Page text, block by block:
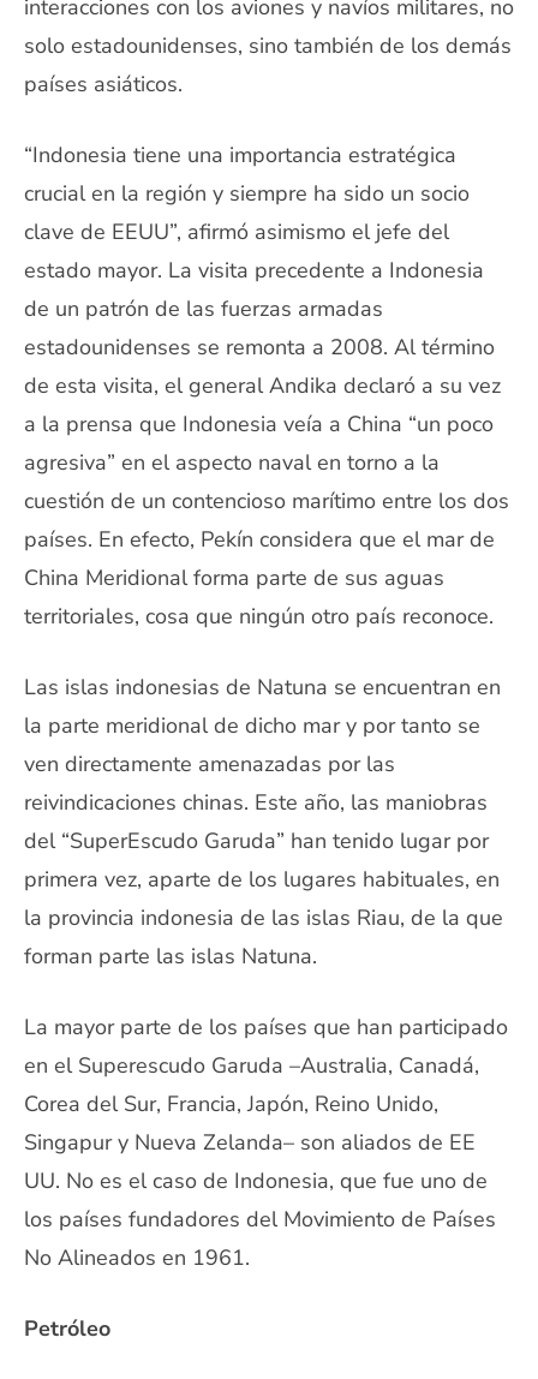
interacciones con los aviones y navíos militares, no
solo estadounidenses, sino también de los demás
países asiáticos.
“Indonesia tiene una importancia estratégica
crucial en la región y siempre ha sido un socio
clave de EEUU”, afirmó asimismo el jefe del
estado mayor. La visita precedente a Indonesia
de un patrón de las fuerzas armadas
estadounidenses se remonta a 2008. Al término
de esta visita, el general Andika declaró a su vez
a la prensa que Indonesia veía a China “un poco
agresiva” en el aspecto naval en torno a la
cuestión de un contencioso marítimo entre los dos
países. En efecto, Pekín considera que el mar de
China Meridional forma parte de sus aguas
territoriales, cosa que ningún otro país reconoce.
Las islas indonesias de Natuna se encuentran en
la parte meridional de dicho mar y por tanto se
ven directamente amenazadas por las
reivindicaciones chinas. Este año, las maniobras
del “SuperEscudo Garuda” han tenido lugar por
primera vez, aparte de los lugares habituales, en
la provincia indonesia de las islas Riau, de la que
forman parte las islas Natuna.
La mayor parte de los países que han participado
en el Superescudo Garuda –Australia, Canadá,
Corea del Sur, Francia, Japón, Reino Unido,
Singapur y Nueva Zelanda– son aliados de EE
UU. No es el caso de Indonesia, que fue uno de
los países fundadores del Movimiento de Países
No Alineados en 1961.
Petróleo